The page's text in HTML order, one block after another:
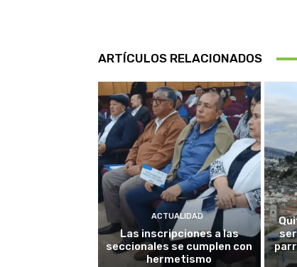
ARTÍCULOS RELACIONADOS
ACTUALIDAD
Las inscripciones a las
seccionales se cumplen con
hermetismo